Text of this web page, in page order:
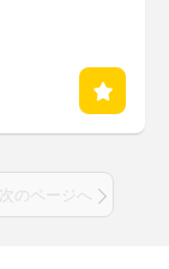
次のページへ